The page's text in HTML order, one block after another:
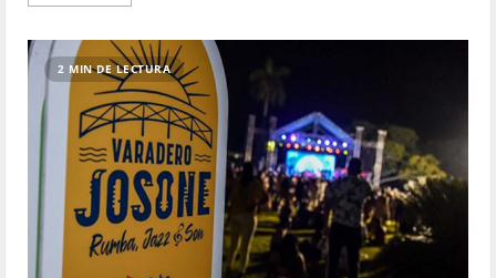
2 MIN DE LECTURA